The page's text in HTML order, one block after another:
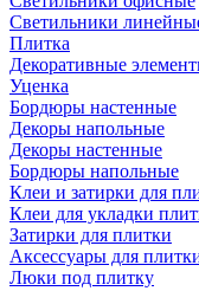
Светильники
Плитка
Декоративные
Уценка
Бордюры настенные
Декоры напольные
Декоры настенные
Бордюры напольные
Клеи и затирки для
Клеи для укладки
Затирки для плитки
Аксессуары для
Люки под плитку